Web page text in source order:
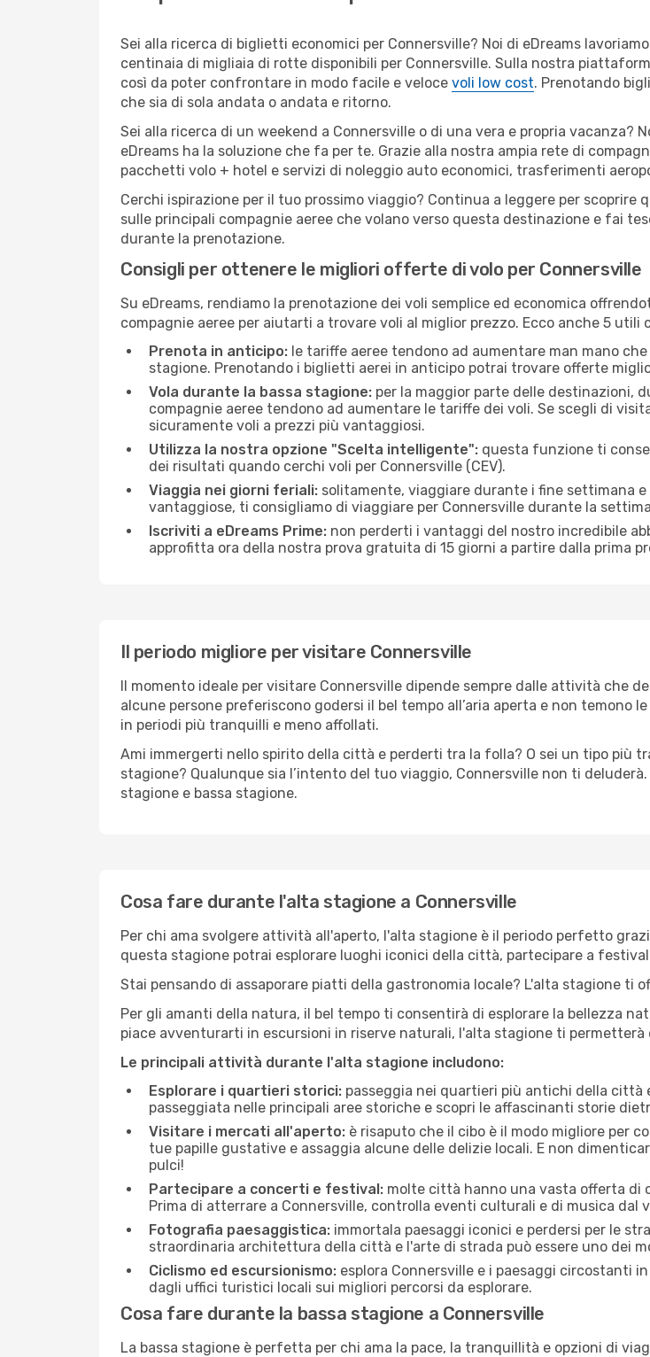
Sei alla ricerca di biglietti economici per Connersville? Noi di eDreams
centinaia di migliaia di rotte disponibili per Connersville. Sulla nostra
così da poter confrontare in modo facile e veloce voli low cost. Prenotando
che sia di sola andata o andata e ritorno.
Sei alla ricerca di un weekend a Connersville o di una vera e propria vacanza?
eDreams ha la soluzione che fa per te. Grazie alla nostra ampia rete di
pacchetti volo + hotel e servizi di noleggio auto economici, trasferimenti
Cerchi ispirazione per il tuo prossimo viaggio? Continua a leggere per
sulle principali compagnie aeree che volano verso questa destinazione e fai
durante la prenotazione.
Consigli per ottenere le migliori offerte di volo per Connersville
Su eDreams, rendiamo la prenotazione dei voli semplice ed economica
compagnie aeree per aiutarti a trovare voli al miglior prezzo. Ecco anche 5
Prenota in anticipo: le tariffe aeree tendono ad aumentare man mano
stagione. Prenotando i biglietti aerei in anticipo potrai trovare offerte
Vola durante la bassa stagione: per la maggior parte delle destinazioni,
compagnie aeree tendono ad aumentare le tariffe dei voli. Se scegli di
sicuramente voli a prezzi più vantaggiosi.
Utilizza la nostra opzione "Scelta intelligente": questa funzione ti
dei risultati quando cerchi voli per Connersville (CEV).
Viaggia nei giorni feriali: solitamente, viaggiare durante i fine settimana
vantaggiose, ti consigliamo di viaggiare per Connersville durante la
Iscriviti a eDreams Prime: non perderti i vantaggi del nostro incredibile
approfitta ora della nostra prova gratuita di 15 giorni a partire dalla prima
Il periodo migliore per visitare Connersville
Il momento ideale per visitare Connersville dipende sempre dalle attività che
alcune persone preferiscono godersi il bel tempo all’aria aperta e non
in periodi più tranquilli e meno affollati.
Ami immergerti nello spirito della città e perderti tra la folla? O sei un tipo più
stagione? Qualunque sia l’intento del tuo viaggio, Connersville non ti
stagione e bassa stagione.
Cosa fare durante l'alta stagione a Connersville
Per chi ama svolgere attività all'aperto, l'alta stagione è il periodo perfetto
questa stagione potrai esplorare luoghi iconici della città, partecipare a
Stai pensando di assaporare piatti della gastronomia locale? L'alta stagione
Per gli amanti della natura, il bel tempo ti consentirà di esplorare la bellezza
piace avventurarti in escursioni in riserve naturali, l'alta stagione ti permetterà
Le principali attività durante l'alta stagione includono:
Esplorare i quartieri storici: passeggia nei quartieri più antichi della
passeggiata nelle principali aree storiche e scopri le affascinanti storie
Visitare i mercati all'aperto: è risaputo che il cibo è il modo migliore per
tue papille gustative e assaggia alcune delle delizie locali. E non
pulci!
Partecipare a concerti e festival: molte città hanno una vasta offerta di
Prima di atterrare a Connersville, controlla eventi culturali e di musica dal
Fotografia paesaggistica: immortala paesaggi iconici e perdersi per le
straordinaria architettura della città e l'arte di strada può essere uno dei
Ciclismo ed escursionismo: esplora Connersville e i paesaggi circostanti
dagli uffici turistici locali sui migliori percorsi da esplorare.
Cosa fare durante la bassa stagione a Connersville
La bassa stagione è perfetta per chi ama la pace, la tranquillità e opzioni di